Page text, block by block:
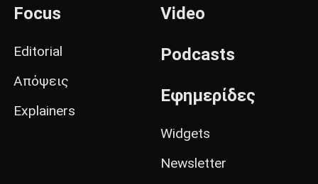
Focus
Editorial
Απόψεις
Explainers
Video
Podcasts
Εφημερίδες
Widgets
Newsletter